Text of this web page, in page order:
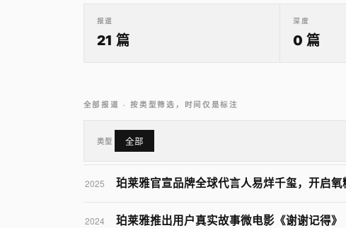
报道
21 篇
深度
0 篇
全部报道 · 按类型筛选，时间仅是标注
类型 全部
2025 珀莱雅官宣品牌全球代言人易烊千玺，开启
2024 珀莱雅推出用户真实故事微电影《谢谢记得》